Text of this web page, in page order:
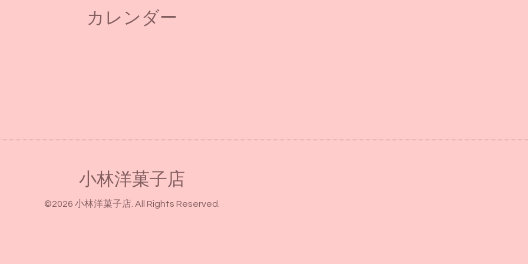
カレンダー
小林洋菓子店
©2026 小林洋菓子店. All Rights Reserved.